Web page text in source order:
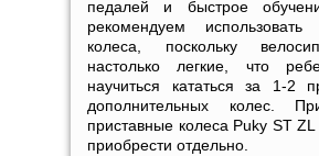
педалей и быстрое
рекомендуем использовать
колеса, поскольку
настолько легкие, что
научиться кататься за 1-2
дополнительных колес.
приставные колеса Puky ST
приобрести отдельно.